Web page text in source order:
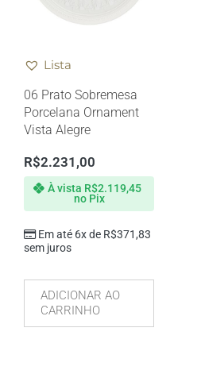
Lista
06 Prato Sobremesa
Porcelana Ornament
Vista Alegre
R$2.231,00
Em até 6x de R$371,83
sem juros
À vista R$2.119,45
no Pix
ADICIONAR AO
CARRINHO